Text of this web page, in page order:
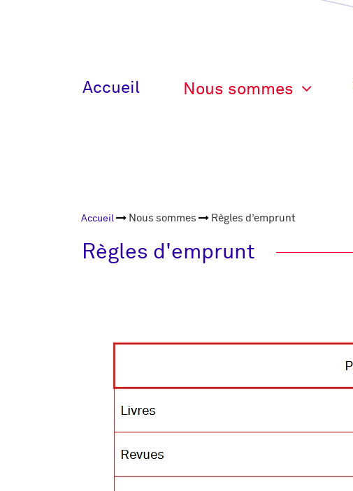
Menu
Accueil Nous sommes
Fil de
navigation
Accueil Nous sommes Règles d’emprunt
Règles d'emprunt